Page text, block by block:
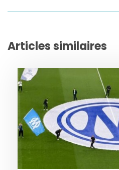
Articles similaires